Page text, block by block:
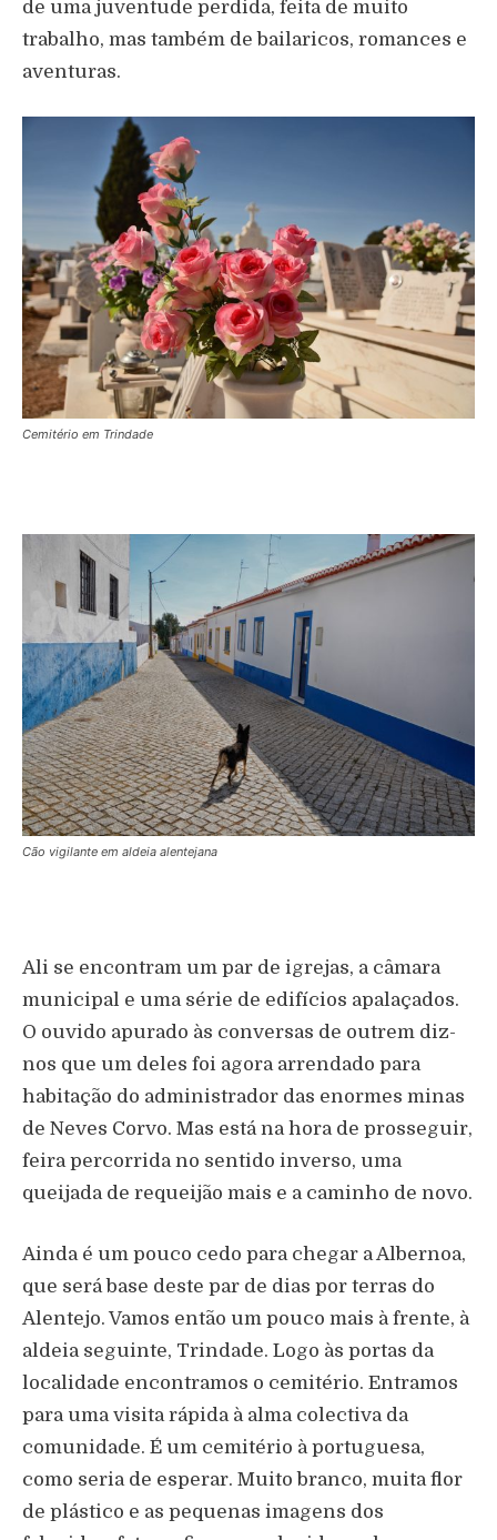
de uma juventude perdida, feita de muito
trabalho, mas também de bailaricos, romances e
aventuras.
Cemitério em Trindade
Cão vigilante em aldeia alentejana
Ali se encontram um par de igrejas, a câmara
municipal e uma série de edifícios apalaçados.
O ouvido apurado às conversas de outrem diz-
nos que um deles foi agora arrendado para
habitação do administrador das enormes minas
de Neves Corvo. Mas está na hora de prosseguir,
feira percorrida no sentido inverso, uma
queijada de requeijão mais e a caminho de novo.
Ainda é um pouco cedo para chegar a Albernoa,
que será base deste par de dias por terras do
Alentejo. Vamos então um pouco mais à frente, à
aldeia seguinte, Trindade. Logo às portas da
localidade encontramos o cemitério. Entramos
para uma visita rápida à alma colectiva da
comunidade. É um cemitério à portuguesa,
como seria de esperar. Muito branco, muita flor
de plástico e as pequenas imagens dos